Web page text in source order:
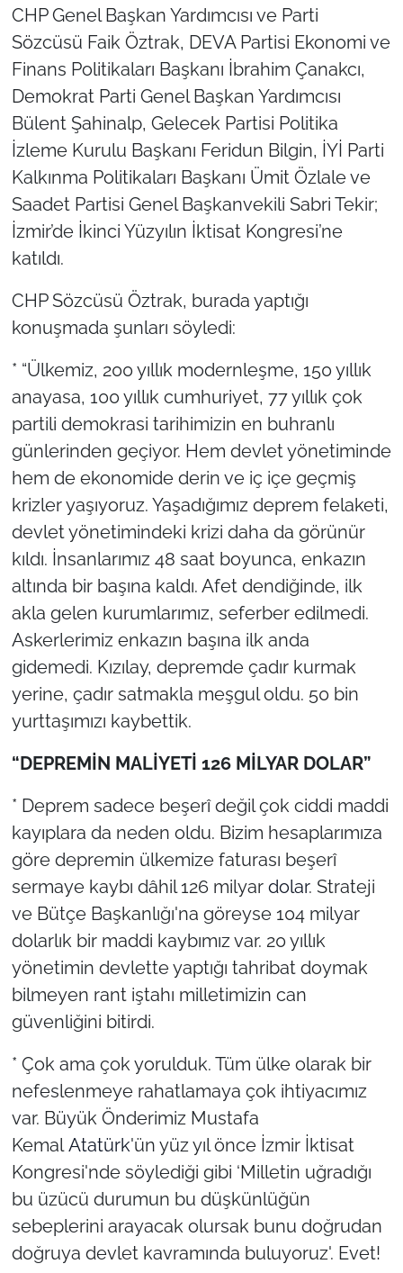
CHP Genel Başkan Yardımcısı ve Parti
Sözcüsü Faik Öztrak, DEVA Partisi Ekonomi ve
Finans Politikaları Başkanı İbrahim Çanakcı,
Demokrat Parti Genel Başkan Yardımcısı
Bülent Şahinalp, Gelecek Partisi Politika
İzleme Kurulu Başkanı Feridun Bilgin, İYİ Parti
Kalkınma Politikaları Başkanı Ümit Özlale ve
Saadet Partisi Genel Başkanvekili Sabri Tekir;
İzmir’de İkinci Yüzyılın İktisat Kongresi’ne
katıldı.
CHP Sözcüsü Öztrak, burada yaptığı
konuşmada şunları söyledi:
* “Ülkemiz, 200 yıllık modernleşme, 150 yıllık
anayasa, 100 yıllık cumhuriyet, 77 yıllık çok
partili demokrasi tarihimizin en buhranlı
günlerinden geçiyor. Hem devlet yönetiminde
hem de ekonomide derin ve iç içe geçmiş
krizler yaşıyoruz. Yaşadığımız deprem felaketi,
devlet yönetimindeki krizi daha da görünür
kıldı. İnsanlarımız 48 saat boyunca, enkazın
altında bir başına kaldı. Afet dendiğinde, ilk
akla gelen kurumlarımız, seferber edilmedi.
Askerlerimiz enkazın başına ilk anda
gidemedi. Kızılay, depremde çadır kurmak
yerine, çadır satmakla meşgul oldu. 50 bin
yurttaşımızı kaybettik.
“DEPREMİN MALİYETİ 126 MİLYAR DOLAR”
* Deprem sadece beşerî değil çok ciddi maddi
kayıplara da neden oldu. Bizim hesaplarımıza
göre depremin ülkemize faturası beşerî
sermaye kaybı dâhil 126 milyar dolar. Strateji
ve Bütçe Başkanlığı'na göreyse 104 milyar
dolarlık bir maddi kaybımız var. 20 yıllık
yönetimin devlette yaptığı tahribat doymak
bilmeyen rant iştahı milletimizin can
güvenliğini bitirdi.
* Çok ama çok yorulduk. Tüm ülke olarak bir
nefeslenmeye rahatlamaya çok ihtiyacımız
var. Büyük Önderimiz Mustafa
KemalAtatürk'ün yüz yıl önce İzmir İktisat
Kongresi'nde söylediği gibi ‘Milletin uğradığı
bu üzücü durumun bu düşkünlüğün
sebeplerini arayacak olursak bunu doğrudan
doğruya devlet kavramında buluyoruz'. Evet!
Magazin
İş Dünyası
Bilim Teknoloji
English News
Canlı Maç
Finans
Genel-A